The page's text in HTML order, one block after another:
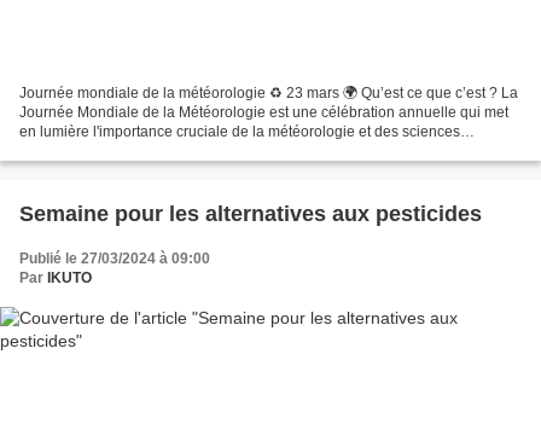
Journée mondiale de la météorologie ♻ 23 mars 🌍 Qu’est ce que c’est ? La
Journée Mondiale de la Météorologie est une célébration annuelle qui met
en lumière l'importance cruciale de la météorologie et des sciences
Semaine pour les alternatives aux pesticides
Publié le 27/03/2024 à 09:00
Par IKUTO